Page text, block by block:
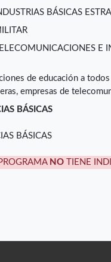
BÁSICAS
E
de educación a
empresas de
BÁSICAS
BÁSICAS
NO TIENE